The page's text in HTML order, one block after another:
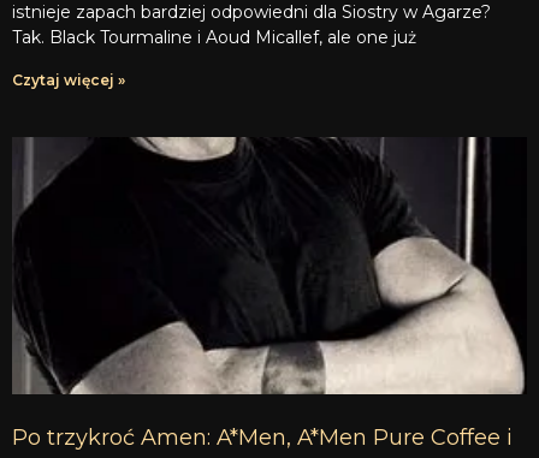
istnieje zapach bardziej odpowiedni dla Siostry w Agarze?
Tak. Black Tourmaline i Aoud Micallef, ale one już
Czytaj więcej »
Po trzykroć Amen: A*Men, A*Men Pure Coffee i